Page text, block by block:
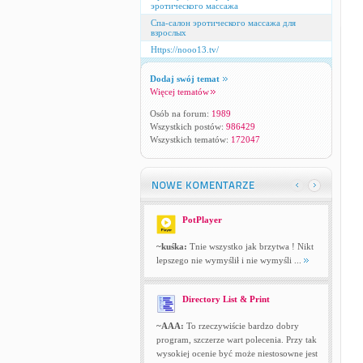
эротического массажа
Спа-салон эротического массажа для
взрослых
Https://nooo13.tv/
Dodaj swój temat
Więcej tematów
Osób na forum: 1989
Wszystkich postów: 986429
Wszystkich tematów: 172047
PotPlayer
~kuśka: Tnie wszystko jak brzytwa ! Nikt
lepszego nie wymyślił i nie wymyśli ...
Directory List & Print
~AAA: To rzeczywiście bardzo dobry
program, szczerze wart polecenia. Przy tak
wysokiej ocenie być może niestosowne jest